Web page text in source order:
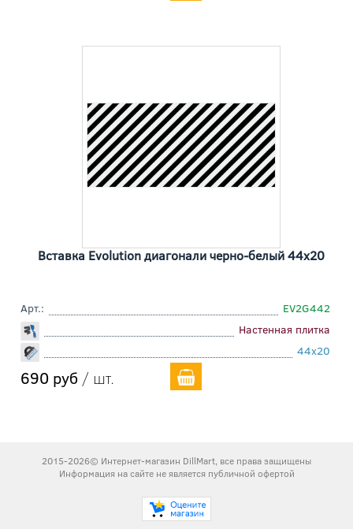
Вставка Evolution диагонали черно-белый 44x20
Арт.:
EV2G442
Настенная плитка
44x20
690 руб / шт.
2015-2026© Интернет-магазин DillMart, все права защищены
Информация на сайте не является публичной офертой